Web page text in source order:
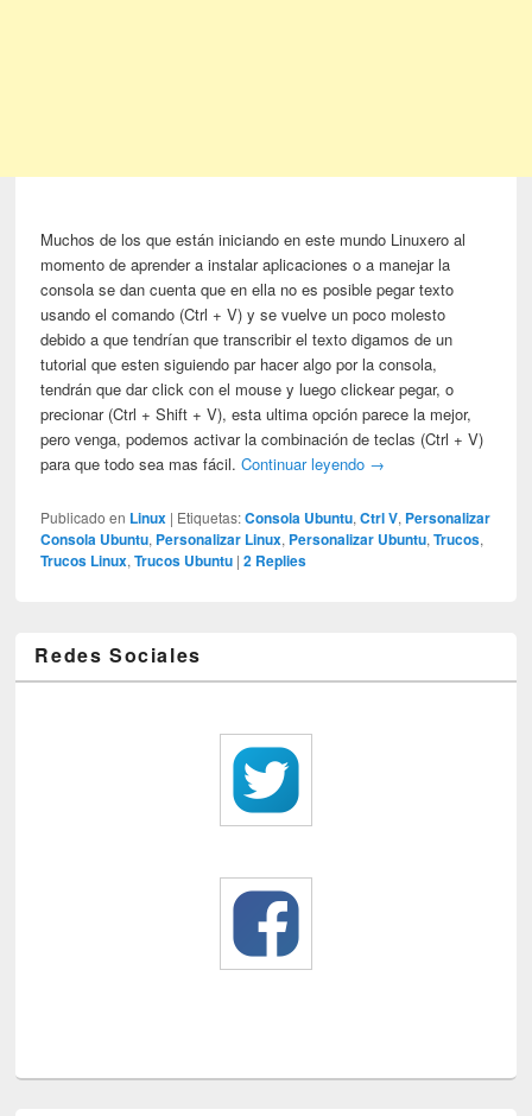
Muchos de los que están iniciando en este mundo Linuxero al
momento de aprender a instalar aplicaciones o a manejar la
consola se dan cuenta que en ella no es posible pegar texto
usando el comando (Ctrl + V) y se vuelve un poco molesto
debido a que tendrían que transcribir el texto digamos de un
tutorial que esten siguiendo par hacer algo por la consola,
tendrán que dar click con el mouse y luego clickear pegar, o
precionar (Ctrl + Shift + V), esta ultima opción parece la mejor,
pero venga, podemos activar la combinación de teclas (Ctrl + V)
para que todo sea mas fácil.Continuar leyendo →
Publicado en Linux | Etiquetas: Consola Ubuntu,Ctrl V, Personalizar
Consola Ubuntu, Personalizar Linux, Personalizar Ubuntu,Trucos,
Trucos Linux,Trucos Ubuntu |2 Replies
Redes Sociales